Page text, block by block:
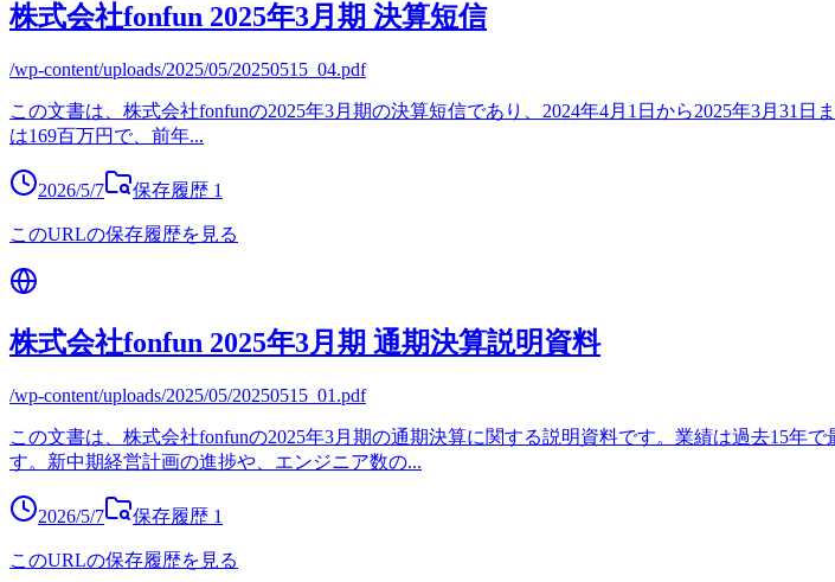
株式会社fonfun 2025年3月期 決算短信
/wp-content/uploads/2025/05/20250515_04.pdf
この文書は、株式会社fonfunの2025年3月期の決算短信であり、2024年4月1日から2025年3月31
は169百万円で、前年...
2026/5/7 保存履歴 1
このURLの保存履歴を見る
株式会社fonfun 2025年3月期 通期決算説明資料
/wp-content/uploads/2025/05/20250515_01.pdf
この文書は、株式会社fonfunの2025年3月期の通期決算に関する説明資料です。業績は過去15年
す。新中期経営計画の進捗や、エンジニア数の...
2026/5/7 保存履歴 1
このURLの保存履歴を見る